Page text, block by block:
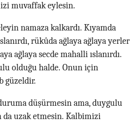
muvaffak eylesin.
namaza kalkardı. Kıyamda
rükûda ağlaya ağlaya yerler
ağlaya secde mahalli ıslanırdı.
olduğu halde. Onun için
güzeldir.
düşürmesin ama, duygulu
uzak etmesin. Kalbimizi